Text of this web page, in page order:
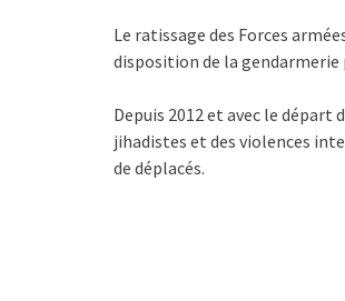
Le ratissage des Forces
disposition de la gendarmerie
Depuis 2012 et avec le
jihadistes et des violences
de déplacés.